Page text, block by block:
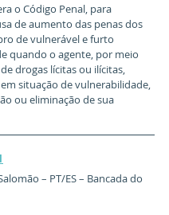
o Código Penal, para
de aumento das penas dos
de vulnerável e furto
quando o agente, por meio
drogas lícitas ou ilícitas,
situação de vulnerabilidade,
ou eliminação de sua
– PT/ES – Bancada do